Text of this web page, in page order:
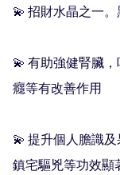
💫 招財水晶之一
💫 有助強健腎臟
癮等有改善作用
💫 提升個人膽識
鎮宅驅兇等功效顯